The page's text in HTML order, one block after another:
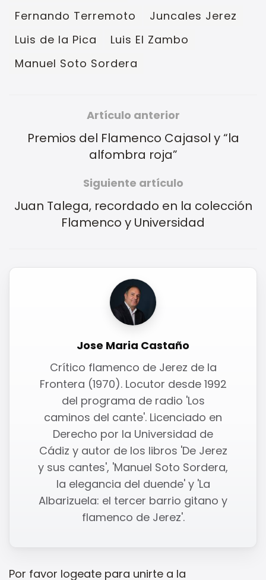
Fernando Terremoto
Juncales Jerez
Luis de la Pica
Luis El Zambo
Manuel Soto Sordera
Artículo anterior
Premios del Flamenco Cajasol y “la
alfombra roja”
Siguiente artículo
Juan Talega, recordado en la colección
Flamenco y Universidad
Jose Maria Castaño
Crítico flamenco de Jerez de la
Frontera (1970). Locutor desde 1992
del programa de radio 'Los
caminos del cante'. Licenciado en
Derecho por la Universidad de
Cádiz y autor de los libros 'De Jerez
y sus cantes', 'Manuel Soto Sordera,
la elegancia del duende' y 'La
Albarizuela: el tercer barrio gitano y
flamenco de Jerez'.
Por favor logeate para unirte a la